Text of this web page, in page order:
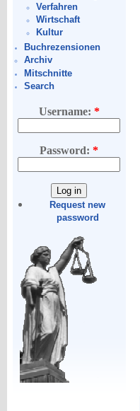
Verfahren
Wirtschaft
Kultur
Buchrezensionen
Archiv
Mitschnitte
Search
Username: *
Password:*
Request new
password